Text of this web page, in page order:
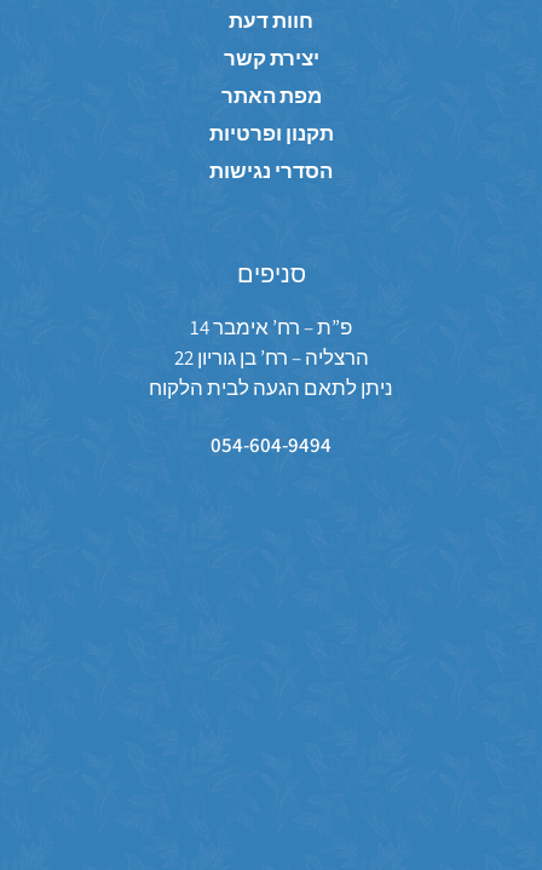
חוות דעת
יצירת קשר
מפת האתר
תקנון ופרטיות
הסדרי נגישות
סניפים
פ”ת – רח’ אימבר 14
הרצליה – רח’ בן גוריון 22
ניתן לתאם הגעה לבית הלקוח
054-604-9494